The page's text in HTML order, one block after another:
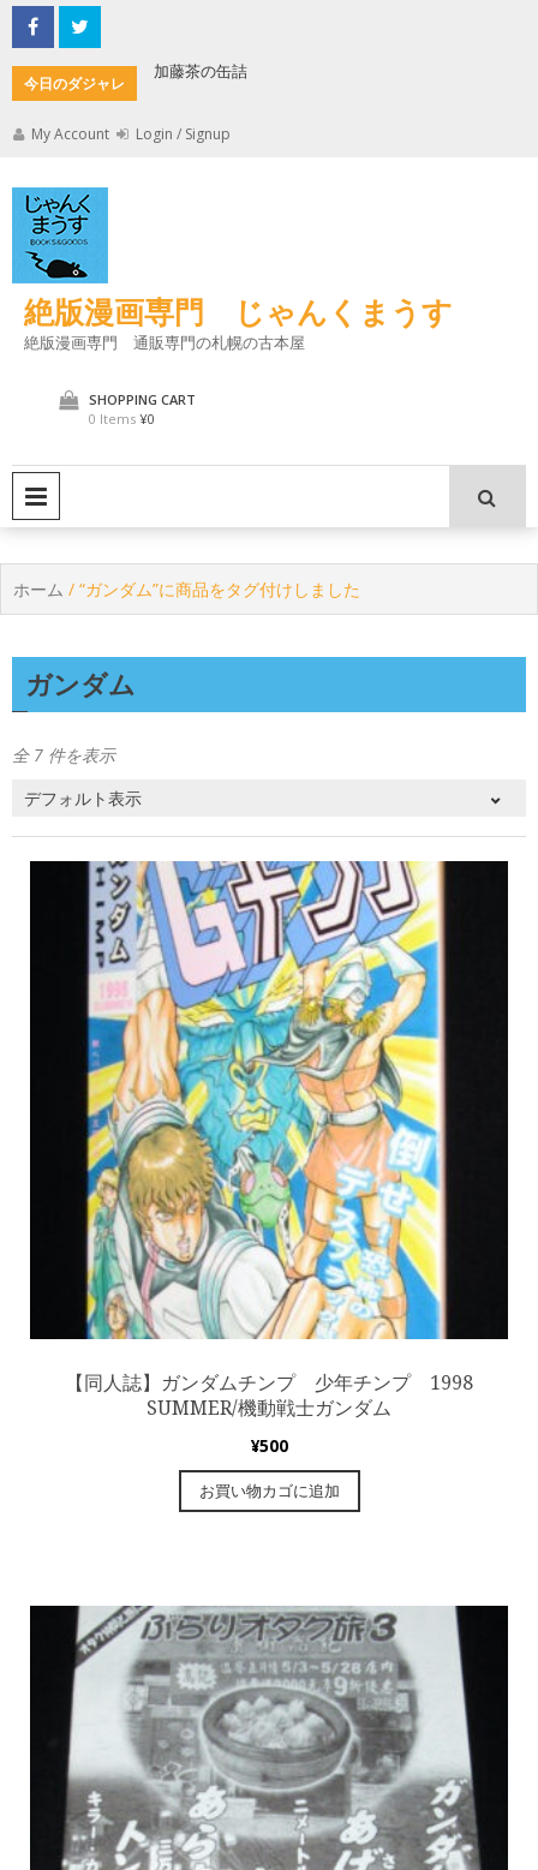
Skip
to
content
今日のダジャレ
加藤茶の缶詰
My Account Login / Signup
絶版漫画専門 じゃんくまうす
絶版漫画専門 通販専門の札幌の古本屋
SHOPPING CART
0 Items ¥0
ホーム / “ガンダム”に商品をタグ付けしました
ガンダム
全 7 件を表示
【同人誌】ガンダムチンプ 少年チンプ 1998
SUMMER/機動戦士ガンダム
¥500
お買い物カゴに追加